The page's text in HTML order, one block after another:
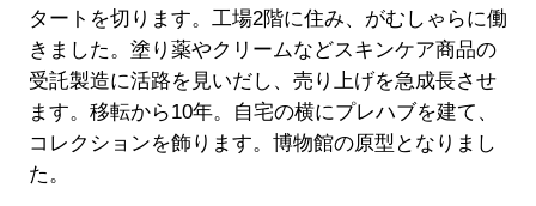
タートを切ります。工場2階に住み、がむしゃらに働
きました。塗り薬やクリームなどスキンケア商品の
受託製造に活路を見いだし、売り上げを急成長させ
ます。移転から10年。自宅の横にプレハブを建て、
コレクションを飾ります。博物館の原型となりまし
た。